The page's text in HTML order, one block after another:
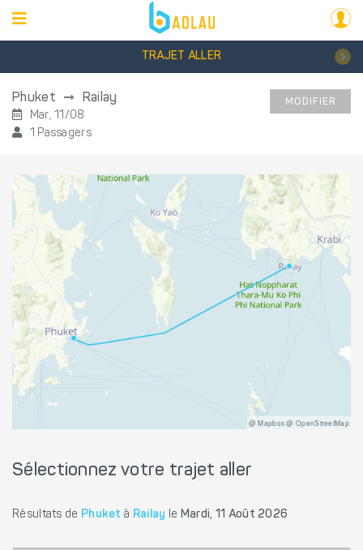
TRAJET ALLER
Phuket Railay
Mar, 11/08
1 Passagers
MODIFIER
@ Mapbox @ OpenStreetMap
Sélectionnez votre trajet aller
Résultats de Phuket à Railay le Mardi, 11 Août 2026